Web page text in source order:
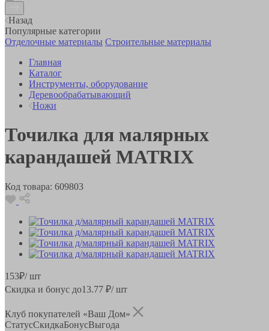
Назад
Популярные категории
Отделочные материалы Строительные материалы
Главная
Каталог
Инструменты, оборудование
Деревообрабатывающий
Ножи
Точилка для малярных
карандашей MATRIX
Код товара: 609803
153₽/ шт
Скидка и бонус до13.77 ₽/ шт
Клуб покупателей «Ваш Дом»
СтатусСкидкаБонусВыгода